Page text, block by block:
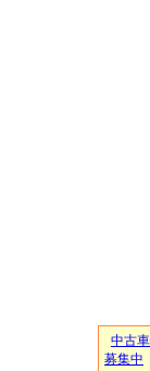
中古
募集中